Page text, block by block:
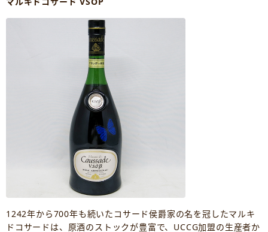
1242年から700年も続いたコサード侯爵家の名を冠したマルキ
ドコサードは、原酒のストックが豊富で、UCCG加盟の生産者か